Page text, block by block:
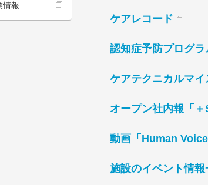
報
ケアレコード
認知症予防プログラ
ケアテクニカルマイ
オープン社内報「＋
動画「Human Voice
施設のイベント情報